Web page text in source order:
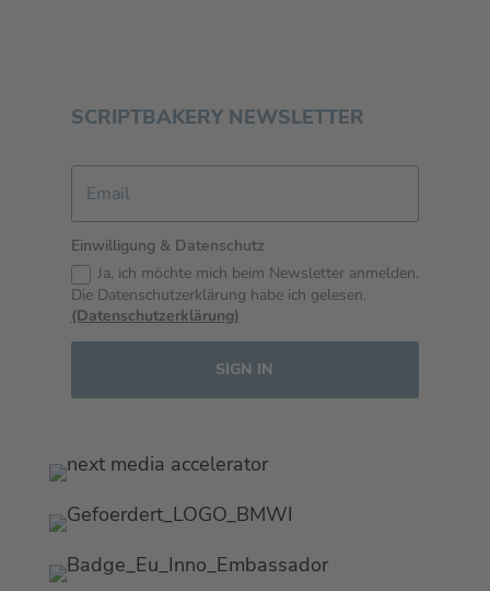
SCRIPTBAKERY NEWSLETTER
Einwilligung & Datenschutz
Ja, ich möchte mich beim Newsletter anmelden.
Die Datenschutzerklärung habe ich gelesen.
(Datenschutzerklärung)
SIGN IN